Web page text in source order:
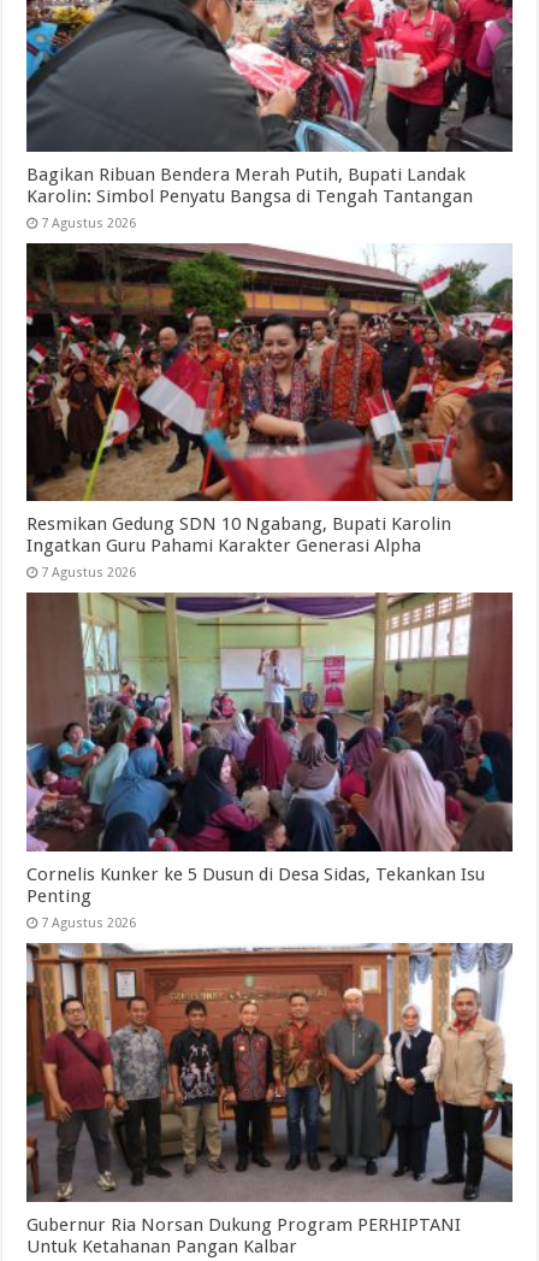
Bagikan Ribuan Bendera Merah Putih, Bupati Landak
Karolin: Simbol Penyatu Bangsa di Tengah Tantangan
7 Agustus 2026
Resmikan Gedung SDN 10 Ngabang, Bupati Karolin
Ingatkan Guru Pahami Karakter Generasi Alpha
7 Agustus 2026
Cornelis Kunker ke 5 Dusun di Desa Sidas, Tekankan Isu
Penting
7 Agustus 2026
Gubernur Ria Norsan Dukung Program PERHIPTANI
Untuk Ketahanan Pangan Kalbar